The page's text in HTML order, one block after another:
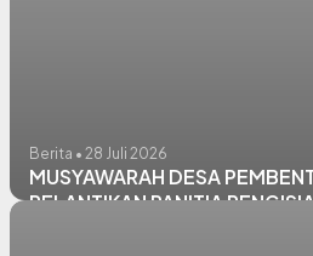
Berita • 28 Juli 2026
MUSYAWARAH DESA
PELANTIKAN PANITIA